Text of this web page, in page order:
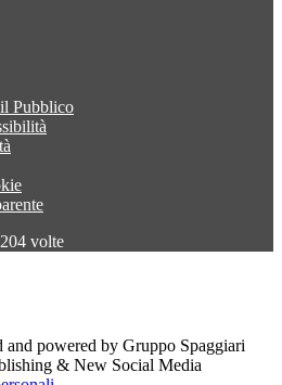
Pubblico
volte
powered by Gruppo Spaggiari
& New Social Media